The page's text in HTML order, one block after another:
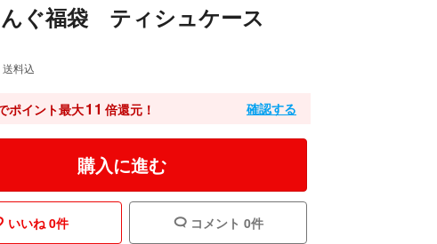
ぐ福袋 ティシュケース
送料込
ポイント最大11 倍還元！ 確認する
購入に進む
いいね 0件 コメント 0件